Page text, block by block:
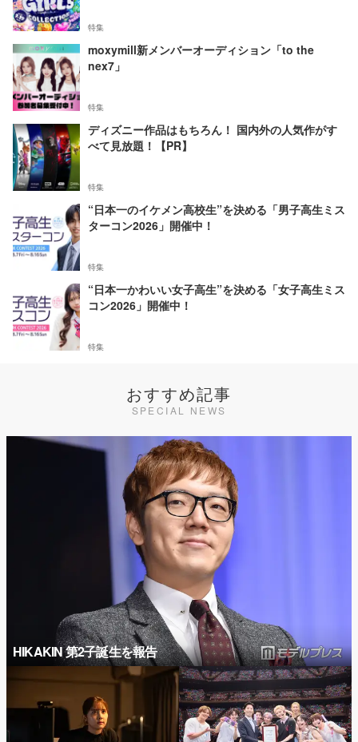
特集
moxymill新メンバーオーディション「to the
nex7」
特集
ディズニー作品はもちろん！ 国内外の人気作がす
べて見放題！【PR】
特集
“日本一のイケメン高校生”を決める「男子高生ミス
ターコン2026」開催中！
特集
“日本一かわいい女子高生”を決める「女子高生ミス
コン2026」開催中！
特集
おすすめ記事
SPECIAL NEWS
HIKAKIN 第2子誕生を報告